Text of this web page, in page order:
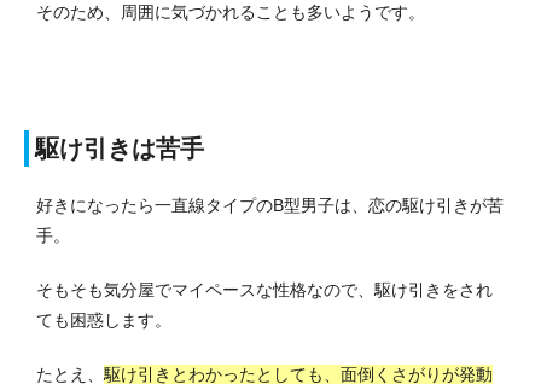
そのため、周囲に気づかれることも多いようです。
駆け引きは苦手
好きになったら一直線タイプのB型男子は、恋の駆け引きが苦
手。
そもそも気分屋でマイペースな性格なので、駆け引きをされ
ても困惑します。
たとえ、 駆け引きとわかったとしても、面倒くさがりが発動